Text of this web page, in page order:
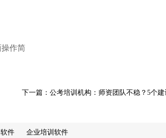
作简
下一篇：公考培训机构：师资团队不稳？5个
件 企业培训软件